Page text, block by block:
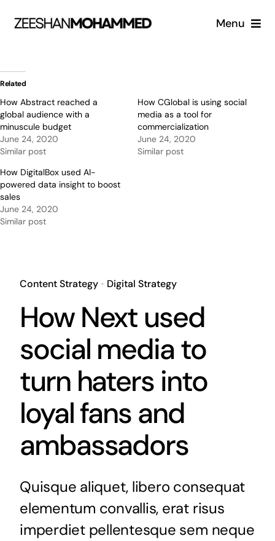
Menu
Blog
Related
How Abstract reached a
global audience with a
minuscule budget
June 24, 2020
Similar post
How CGlobal is using social
media as a tool for
commercialization
June 24, 2020
Similar post
How DigitalBox used AI-
powered data insight to boost
sales
June 24, 2020
Similar post
Content Strategy• Digital Strategy
How Next used
social media to
turn haters into
loyal fans and
ambassadors
Quisque aliquet, libero consequat
elementum convallis, erat risus
imperdiet pellentesque sem neque